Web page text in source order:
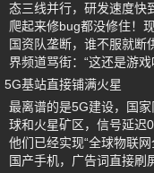
态三线并行，研发速度快
爬起来修bug都没修住！
国资队垄断，谁不服就断
界频道骂街：“这还是游
5G基站直接铺满火星
最离谱的是5G建设，国
球和火星矿区，信号延迟
他们已经实现“全球物联
国产手机，广告词直接刷